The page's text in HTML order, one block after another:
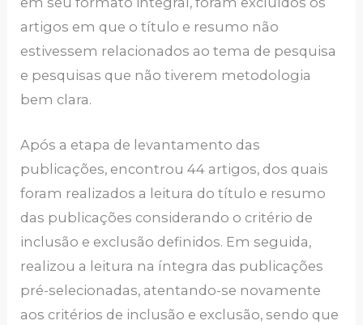
artigos em que o título e resumo não
estivessem relacionados ao tema de pesquisa
e pesquisas que não tiverem metodologia
bem clara.
Após a etapa de levantamento das
publicações, encontrou 44 artigos, dos quais
foram realizados a leitura do título e resumo
das publicações considerando o critério de
inclusão e exclusão definidos. Em seguida,
realizou a leitura na íntegra das publicações
pré-selecionadas, atentando-se novamente
aos critérios de inclusão e exclusão, sendo que